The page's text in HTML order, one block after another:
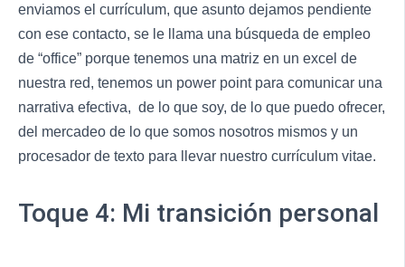
enviamos el currículum, que asunto dejamos pendiente
con ese contacto, se le llama una búsqueda de empleo
de “office” porque tenemos una matriz en un excel de
nuestra red, tenemos un power point para comunicar una
narrativa efectiva, de lo que soy, de lo que puedo ofrecer,
del mercadeo de lo que somos nosotros mismos y un
procesador de texto para llevar nuestro currículum vitae.
Toque 4: Mi transición personal